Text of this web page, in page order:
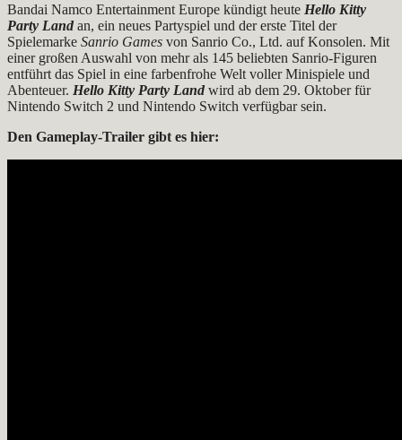
Bandai Namco Entertainment Europe kündigt heute Hello Kitty
Party Land an, ein neues Partyspiel und der erste Titel der
Spielemarke Sanrio Games von Sanrio Co., Ltd. auf Konsolen. Mit
einer großen Auswahl von mehr als 145 beliebten Sanrio-Figuren
entführt das Spiel in eine farbenfrohe Welt voller Minispiele und
Abenteuer. Hello Kitty Party Land wird ab dem 29. Oktober für
Nintendo Switch 2 und Nintendo Switch verfügbar sein.
Den Gameplay-Trailer gibt es hier: